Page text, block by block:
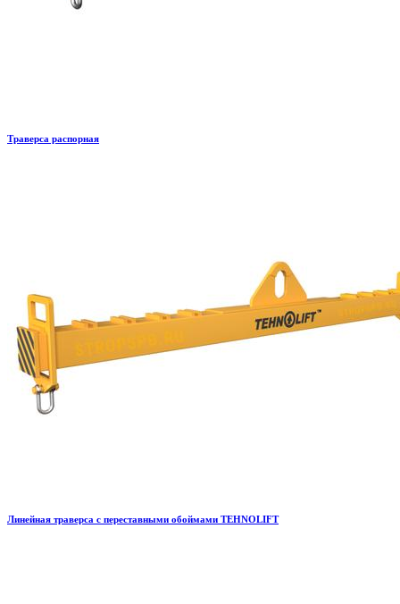
Траверса распорная
Линейная траверса с переставными обоймами TEHNOLIFT